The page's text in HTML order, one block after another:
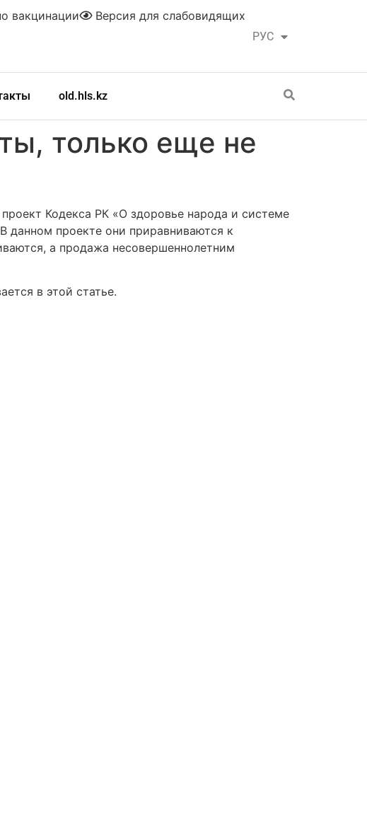
РУС
ҚАЗ
Версия для слабовидящих
вакцинации
old.hls.kz
только еще не
Кодекса РК «О здоровье народа и системе
данном проекте они приравниваются к
а продажа несовершеннолетним
в этой статье.